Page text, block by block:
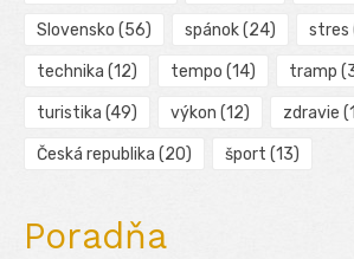
Slovensko (56) spánok(24) stres
technika (12) tempo (14) tramp
turistika (49) výkon (12) zdravie
Česká republika (20) šport (13)
Poradňa